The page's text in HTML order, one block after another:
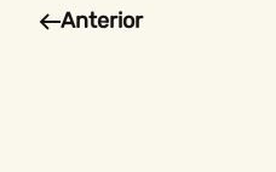
Anterior